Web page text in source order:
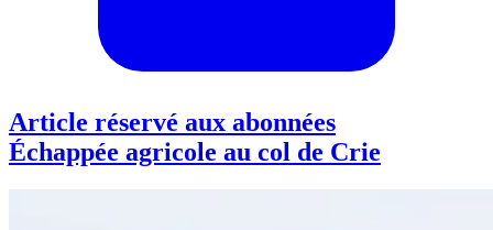
Article réservé aux abonnées
Échappée agricole au col de Crie